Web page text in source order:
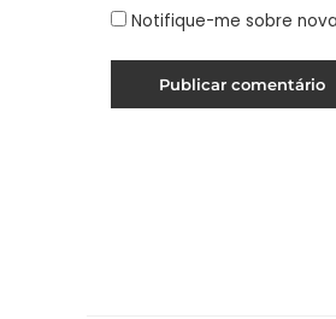
Notifique-me sobre